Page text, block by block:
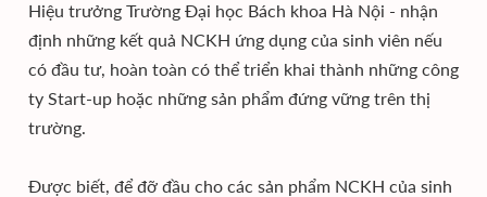
Hiệu trưởng Trường Đại học Bách khoa Hà Nội - nhận
định những kết quả NCKH ứng dụng của sinh viên nếu
có đầu tư, hoàn toàn có thể triển khai thành những công
ty Start-up hoặc những sản phẩm đứng vững trên thị
trường.
Được biết, để đỡ đầu cho các sản phẩm NCKH của sinh